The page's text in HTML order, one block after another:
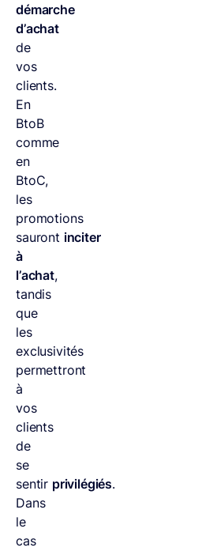
démarche
d’achat
de
vos
clients.
En
BtoB
comme
en
BtoC,
les
promotions
sauront inciter
à
l’achat,
tandis
que
les
exclusivités
permettront
à
vos
clients
de
se
sentir privilégiés.
Dans
le
cas